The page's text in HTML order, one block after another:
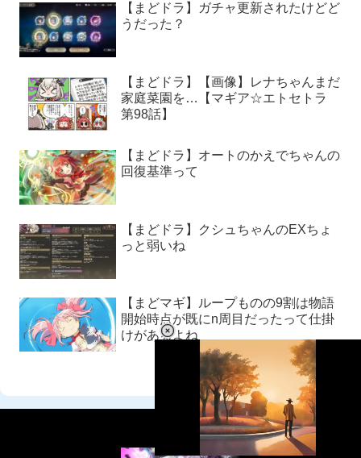
【まどドラ】ガチャ更新されたけどど
うだった？
【まどドラ】【画像】レナちゃんまだ
家庭菜園を…【マギア☆エトセトラ
第98話】
【まどドラ】オートのかえでちゃんの
回復基準って
【まどドラ】クシュちゃんのEXちょ
っと弱いね
【まどマギ】ループものの9割は物語
開始時点が既にn周目だったって仕掛
けがあるよね